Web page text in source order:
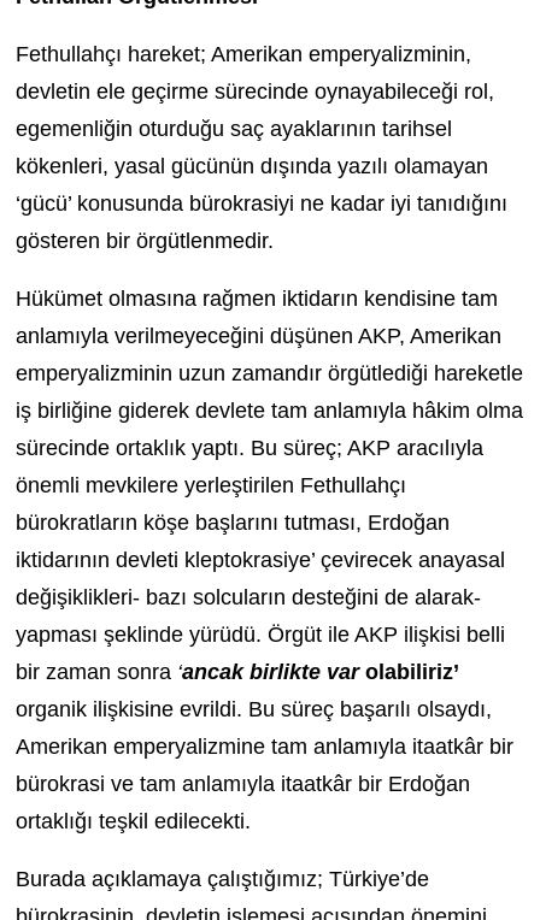
Fethullahçı hareket; Amerikan emperyalizminin,
devletin ele geçirme sürecinde oynayabileceği rol,
egemenliğin oturduğu saç ayaklarının tarihsel
kökenleri, yasal gücünün dışında yazılı olamayan
‘gücü’ konusunda bürokrasiyi ne kadar iyi tanıdığını
gösteren bir örgütlenmedir.
Hükümet olmasına rağmen iktidarın kendisine tam
anlamıyla verilmeyeceğini düşünen AKP, Amerikan
emperyalizminin uzun zamandır örgütlediği hareketle
iş birliğine giderek devlete tam anlamıyla hâkim olma
sürecinde ortaklık yaptı. Bu süreç; AKP aracılıyla
önemli mevkilere yerleştirilen Fethullahçı
bürokratların köşe başlarını tutması, Erdoğan
iktidarının devleti kleptokrasiye’ çevirecek anayasal
değişiklikleri- bazı solcuların desteğini de alarak-
yapması şeklinde yürüdü. Örgüt ile AKP ilişkisi belli
bir zaman sonra‘ancak birlikte varolabiliriz’
organik ilişkisine evrildi. Bu süreç başarılı olsaydı,
Amerikan emperyalizmine tam anlamıyla itaatkâr bir
bürokrasi ve tam anlamıyla itaatkâr bir Erdoğan
ortaklığı teşkil edilecekti.
Burada açıklamaya çalıştığımız; Türkiye’de